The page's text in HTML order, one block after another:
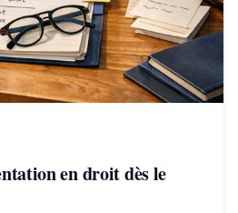
en droit dès le